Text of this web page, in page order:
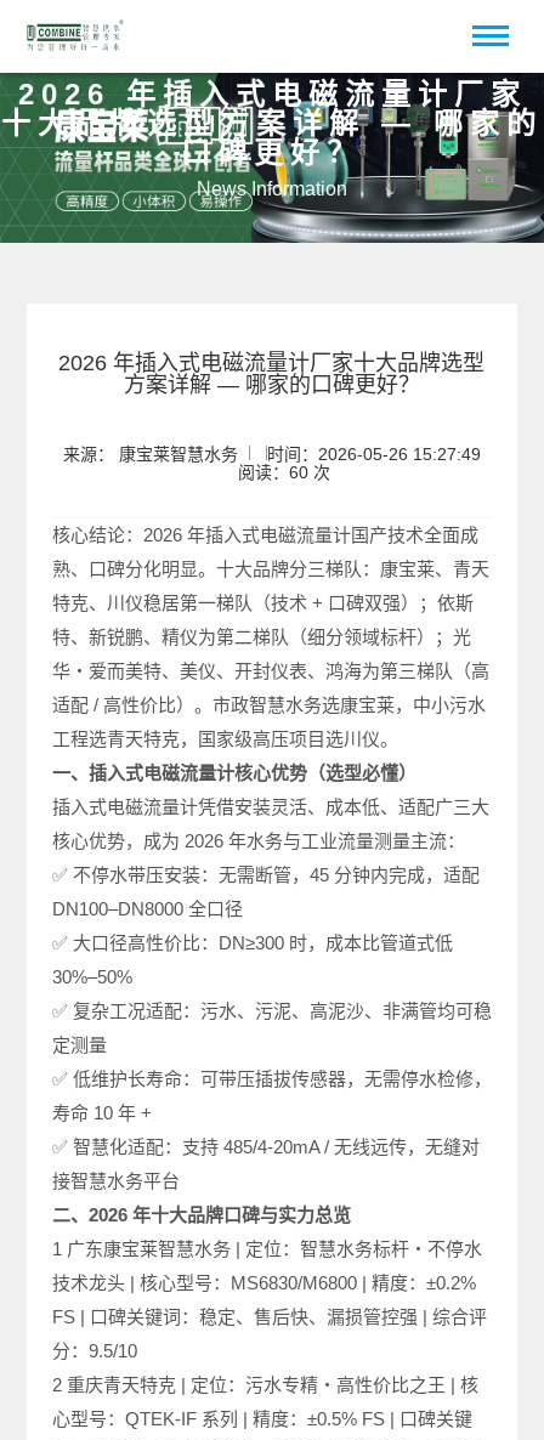
2026 年插入式电磁流量计厂家
十大品牌选型方案详解 — 哪家的
口碑更好？
News Information
2026 年插入式电磁流量计厂家十大品牌选型
方案详解 — 哪家的口碑更好？
来源： 康宝莱智慧水务
时间：2026-05-26 15:27:49
阅读：60 次
核心结论：2026 年插入式电磁流量计国产技术全面成
熟、口碑分化明显。十大品牌分三梯队：康宝莱、青天
特克、川仪稳居第一梯队（技术 + 口碑双强）；依斯
特、新锐鹏、精仪为第二梯队（细分领域标杆）；光
华・爱而美特、美仪、开封仪表、鸿海为第三梯队（高
适配 / 高性价比）。市政智慧水务选康宝莱，中小污水
工程选青天特克，国家级高压项目选川仪。
一、插入式电磁流量计核心优势（选型必懂）
插入式电磁流量计凭借安装灵活、成本低、适配广三大
核心优势，成为 2026 年水务与工业流量测量主流：
✅ 不停水带压安装：无需断管，45 分钟内完成，适配
DN100–DN8000 全口径
✅ 大口径高性价比：DN≥300 时，成本比管道式低
30%–50%
✅ 复杂工况适配：污水、污泥、高泥沙、非满管均可稳
定测量
✅ 低维护长寿命：可带压插拔传感器，无需停水检修，
寿命 10 年 +
✅ 智慧化适配：支持 485/4-20mA / 无线远传，无缝对
接智慧水务平台
二、2026 年十大品牌口碑与实力总览
1 广东康宝莱智慧水务 | 定位：智慧水务标杆・不停水
技术龙头 | 核心型号：MS6830/M6800 | 精度：±0.2%
FS | 口碑关键词：稳定、售后快、漏损管控强 | 综合评
分：9.5/10
2 重庆青天特克 | 定位：污水专精・高性价比之王 | 核
心型号：QTEK-IF 系列 | 精度：±0.5% FS | 口碑关键